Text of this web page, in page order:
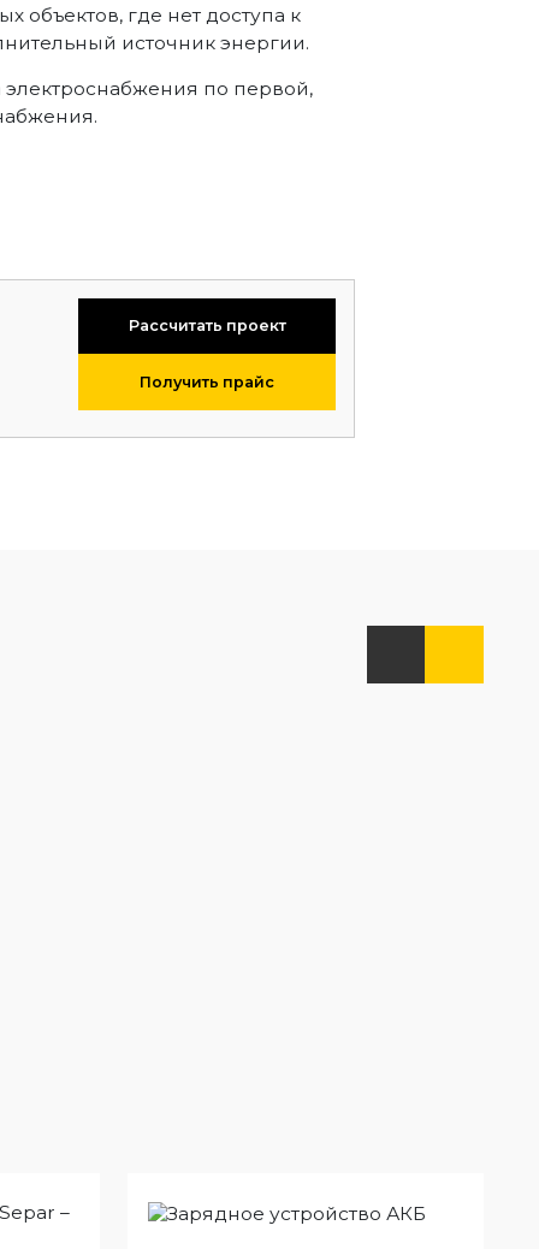
объектов, где нет доступа к
источник энергии.
электроснабжения по первой,
Рассчитать проект
Получить прайс